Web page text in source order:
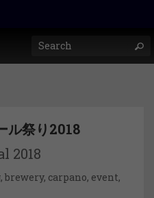
ル祭り2018
2018
, brewery, carpano, event,